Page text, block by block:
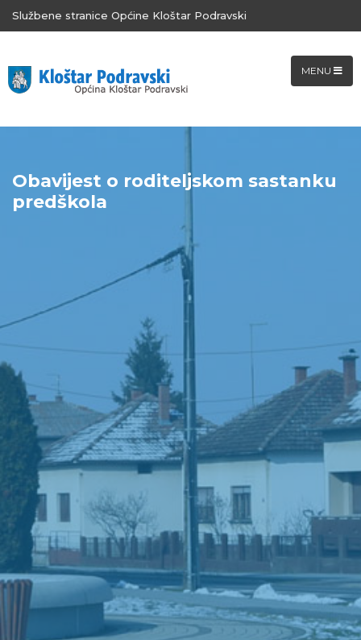
Službene stranice Općine Kloštar Podravski
MENU
Obavijest o roditeljskom sastanku
predškola